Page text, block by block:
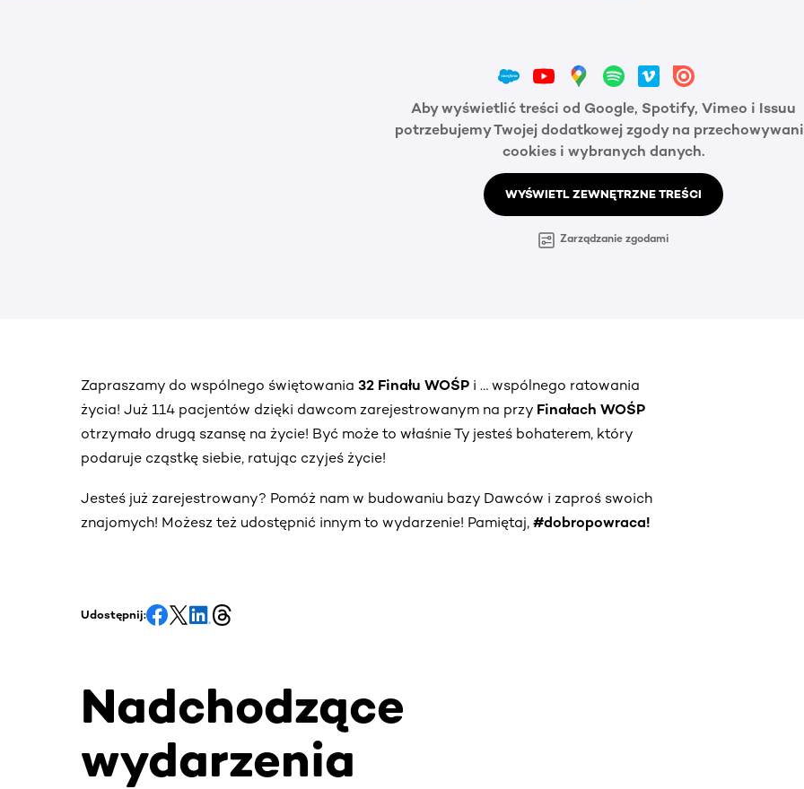
Aby wyświetlić treści od Google, Spotify, Vimeo i Issuu
potrzebujemy Twojej dodatkowej zgody na
cookies i wybranych danych.
WYŚWIETL ZEWNĘTRZNE TREŚCI
Zarządzanie zgodami
Zapraszamy do wspólnego świętowania 32 Finału WOŚP i … wspólnego ratowania
życia! Już 114 pacjentów dzięki dawcom zarejestrowanym na przy Finałach WOŚP
otrzymało drugą szansę na życie! Być może to właśnie Ty jesteś bohaterem, który
podaruje cząstkę siebie, ratując czyjeś życie!
Jesteś już zarejestrowany? Pomóż nam w budowaniu bazy Dawców i zaproś swoich
znajomych! Możesz też udostępnić innym to wydarzenie! Pamiętaj, #dobropowraca!
Udostępnij:
Nadchodzące
wydarzenia